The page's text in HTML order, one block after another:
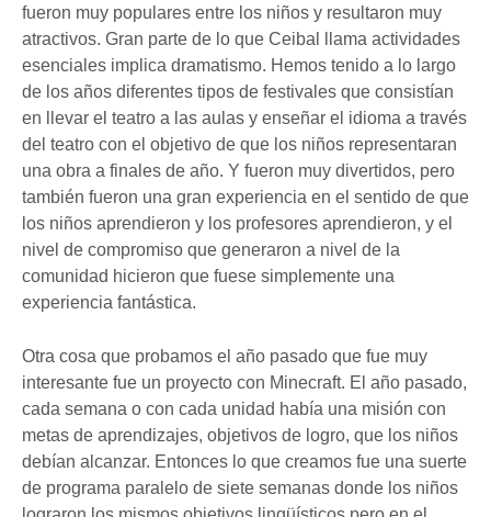
fueron muy populares entre los niños y resultaron muy
atractivos. Gran parte de lo que Ceibal llama actividades
esenciales implica dramatismo. Hemos tenido a lo largo
de los años diferentes tipos de festivales que consistían
en llevar el teatro a las aulas y enseñar el idioma a través
del teatro con el objetivo de que los niños representaran
una obra a finales de año. Y fueron muy divertidos, pero
también fueron una gran experiencia en el sentido de que
los niños aprendieron y los profesores aprendieron, y el
nivel de compromiso que generaron a nivel de la
comunidad hicieron que fuese simplemente una
experiencia fantástica.
Otra cosa que probamos el año pasado que fue muy
interesante fue un proyecto con Minecraft. El año pasado,
cada semana o con cada unidad había una misión con
metas de aprendizajes, objetivos de logro, que los niños
debían alcanzar. Entonces lo que creamos fue una suerte
de programa paralelo de siete semanas donde los niños